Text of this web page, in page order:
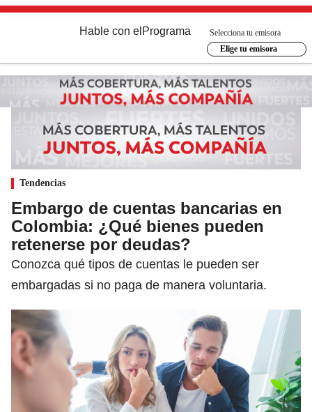
Hable con el Programa
Selecciona tu emisora
Elige tu emisora
Tendencias
Embargo de cuentas bancarias en
Colombia: ¿Qué bienes pueden
retenerse por deudas?
Conozca qué tipos de cuentas le pueden ser
embargadas si no paga de manera voluntaria.